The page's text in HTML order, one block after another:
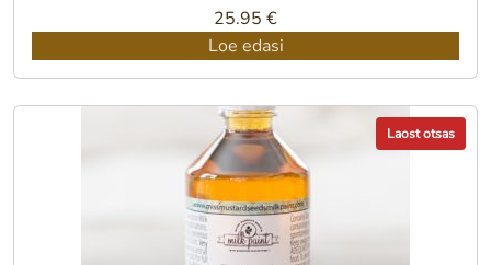
25.95 €
Loe edasi
Laost otsas